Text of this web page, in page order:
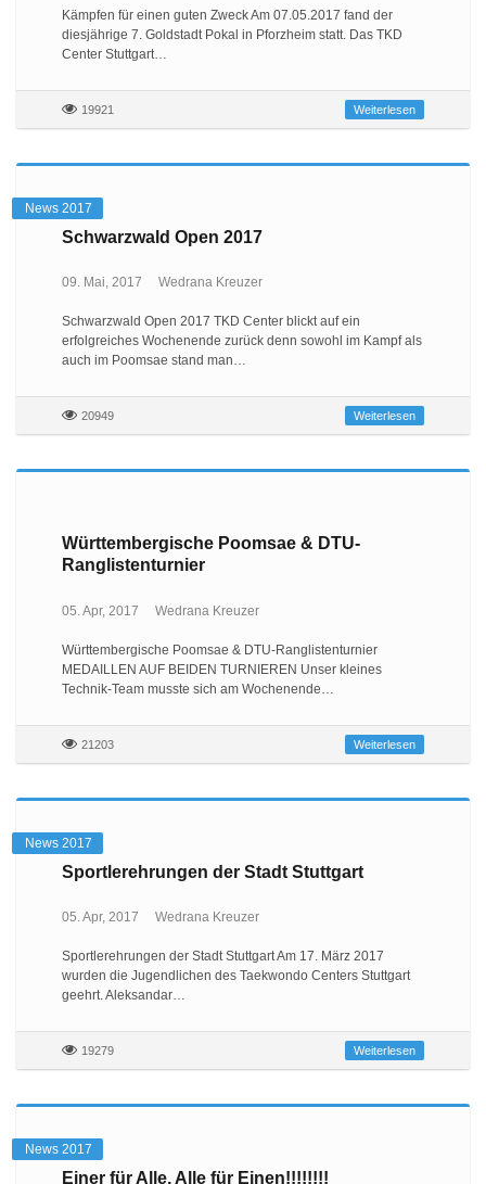
Kämpfen für einen guten Zweck Am 07.05.2017 fand der
diesjährige 7. Goldstadt Pokal in Pforzheim statt. Das TKD
Center Stuttgart…
19921 Weiterlesen
News 2017
Schwarzwald Open 2017
09. Mai, 2017 Wedrana Kreuzer
Schwarzwald Open 2017 TKD Center blickt auf ein
erfolgreiches Wochenende zurück denn sowohl im Kampf als
auch im Poomsae stand man…
20949 Weiterlesen
Württembergische Poomsae & DTU-
Ranglistenturnier
05. Apr, 2017 Wedrana Kreuzer
Württembergische Poomsae & DTU-Ranglistenturnier
MEDAILLEN AUF BEIDEN TURNIEREN Unser kleines
Technik-Team musste sich am Wochenende…
21203 Weiterlesen
News 2017
Sportlerehrungen der Stadt Stuttgart
05. Apr, 2017 Wedrana Kreuzer
Sportlerehrungen der Stadt Stuttgart Am 17. März 2017
wurden die Jugendlichen des Taekwondo Centers Stuttgart
geehrt. Aleksandar…
19279 Weiterlesen
News 2017
Einer für Alle, Alle für Einen!!!!!!!!